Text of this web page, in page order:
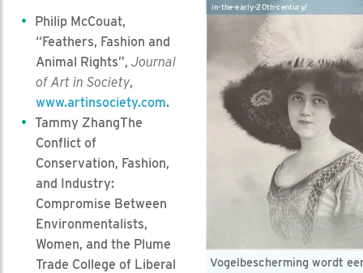
Vogelbescherming wordt
in-the-early-20th-century/
Philip McCouat,
“Feathers, Fashion and
Animal Rights”, Journal
of Art in Society,
www.artinsociety.com.
Tammy ZhangThe
Conflict of
Conservation, Fashion,
and Industry:
Compromise Between
Environmentalists,
Women, and the Plume
Trade College of Liberal